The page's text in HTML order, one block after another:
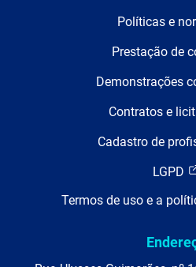
Políticas e
Prestação de
Demonstrações
Contratos e
Cadastro de
LGPD
Termos de uso e a